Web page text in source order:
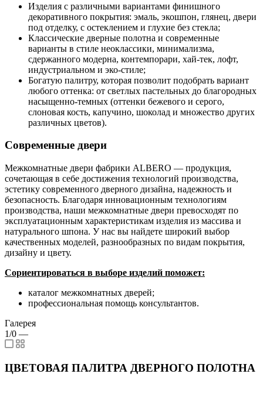
Изделия с различными вариантами финишного
декоративного покрытия: эмаль, экошпон, глянец, двери
под отделку, с остеклением и глухие без стекла;
Классические дверные полотна и современные
варианты в стиле неоклассики, минимализма,
сдержанного модерна, контемпорари, хай-тек, лофт,
индустриальном и эко-стиле;
Богатую палитру, которая позволит подобрать вариант
любого оттенка: от светлых пастельных до благородных
насыщенно-темных (оттенки бежевого и серого,
слоновая кость, капучино, шоколад и множество других
различных цветов).
Современные двери
Межкомнатные двери фабрики ALBERO — продукция,
сочетающая в себе достижения технологий производства,
эстетику современного дверного дизайна, надежность и
безопасность. Благодаря инновационным технологиям
производства, наши межкомнатные двери превосходят по
эксплуатационным характеристикам изделия из массива и
натурального шпона. У нас вы найдете широкий выбор
качественных моделей, разнообразных по видам покрытия,
дизайну и цвету.
Сориентироваться в выборе изделий поможет:
каталог межкомнатных дверей;
профессиональная помощь консультантов.
Галерея
1/0 —
ЦВЕТОВАЯ ПАЛИТРА ДВЕРНОГО ПОЛОТНА